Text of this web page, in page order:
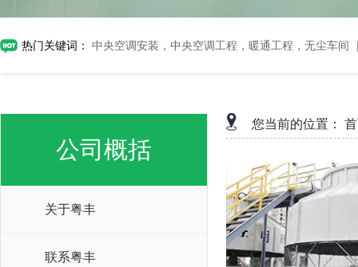
热门关键词： 中央空调安装，中央空调工程，暖通工程，无尘车间
公司概括
关于粤丰
联系粤丰
您当前的位置：